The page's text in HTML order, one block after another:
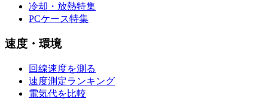
冷却・放熱特集
PCケース特集
速度・環境
回線速度を測る
速度測定ランキング
電気代を比較